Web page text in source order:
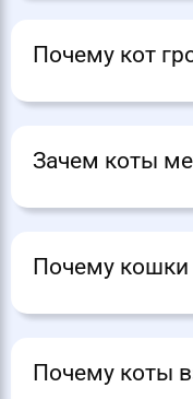
Почему кот
Зачем коты
Почему кошки
Почему коты